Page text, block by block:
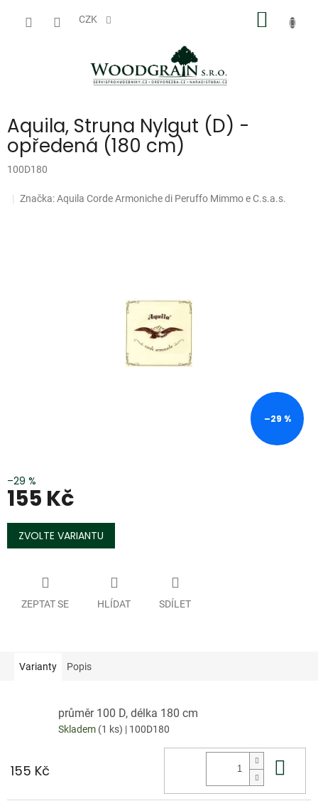
CZK
Aquila, Struna Nylgut (D) -
opředená (180 cm)
100D180
Značka:Aquila Corde Armoniche di Peruffo Mimmo e C.s.a.s.
–29 %
–29 %
155 Kč
Měrná
cena:
ZVOLTE VARIANTU
ZEPTAT SE HLÍDAT SDÍLET
Varianty Popis
průměr 100 D, délka 180 cm
Skladem (1 ks) | 100D180
155 Kč